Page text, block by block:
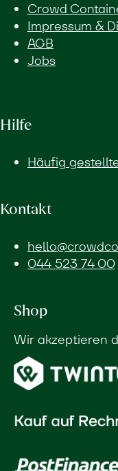
Crowd
Impressum &
AGB
Jobs
Hilfe
Häufig
Kontakt
044 523 74 00
Shop
Wir akzeptieren